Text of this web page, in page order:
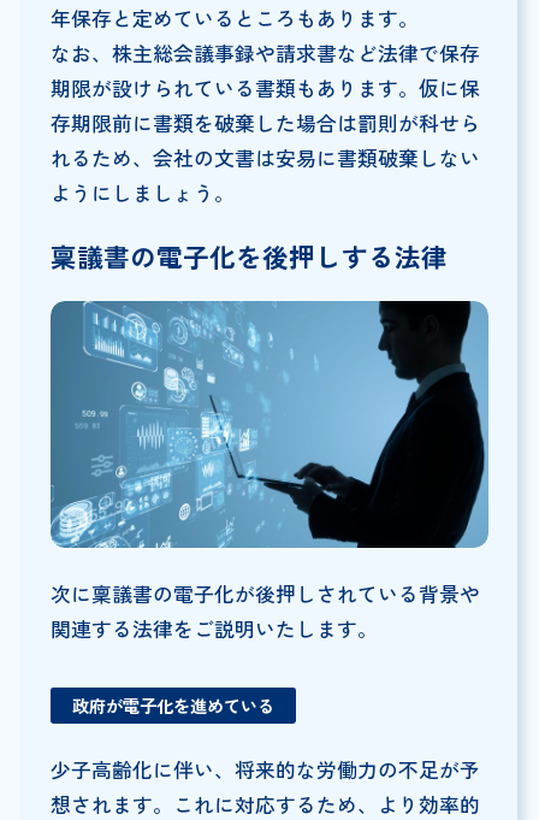
年保存と定めているところもあります。
なお、株主総会議事録や請求書など法律で保存
期限が設けられている書類もあります。仮に保
存期限前に書類を破棄した場合は罰則が科せら
れるため、会社の文書は安易に書類破棄しない
ようにしましょう。
稟議書の電子化を後押しする法律
次に稟議書の電子化が後押しされている背景や
関連する法律をご説明いたします。
政府が電子化を進めている
少子高齢化に伴い、将来的な労働力の不足が予
想されます。これに対応するため、より効率的